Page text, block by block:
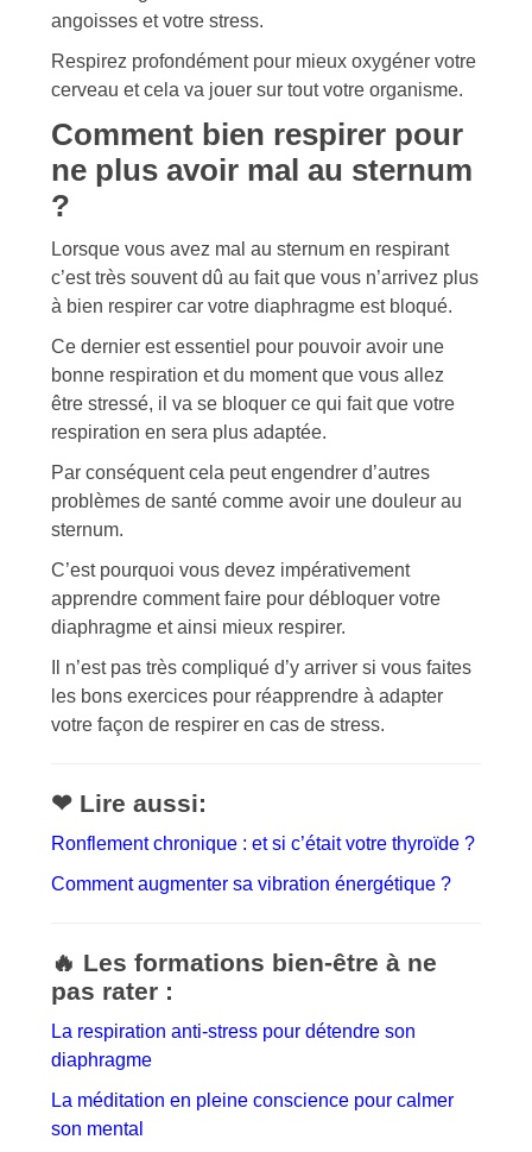
angoisses et votre stress.
Respirez profondément pour mieux oxygéner votre
cerveau et cela va jouer sur tout votre organisme.
Comment bien respirer pour
ne plus avoir mal au sternum
?
Lorsque vous avez mal au sternum en respirant
c’est très souvent dû au fait que vous n’arrivez plus
à bien respirer car votre diaphragme est bloqué.
Ce dernier est essentiel pour pouvoir avoir une
bonne respiration et du moment que vous allez
être stressé, il va se bloquer ce qui fait que votre
respiration en sera plus adaptée.
Par conséquent cela peut engendrer d’autres
problèmes de santé comme avoir une douleur au
sternum.
C’est pourquoi vous devez impérativement
apprendre comment faire pour débloquer votre
diaphragme et ainsi mieux respirer.
Il n’est pas très compliqué d’y arriver si vous faites
les bons exercices pour réapprendre à adapter
votre façon de respirer en cas de stress.
❤ Lire aussi:
Ronflement chronique : et si c’était votre thyroïde ?
Comment augmenter sa vibration énergétique ?
🔥 Les formations bien-être à ne
pas rater :
La respiration anti-stress pour détendre son
diaphragme
La méditation en pleine conscience pour calmer
son mental